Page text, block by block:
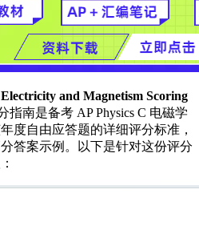
and Magnetism Scoring
指南是备考 AP Physics C 电磁学
度自由应答题的详细评分标准，
答案示例。以下是针对这份评分